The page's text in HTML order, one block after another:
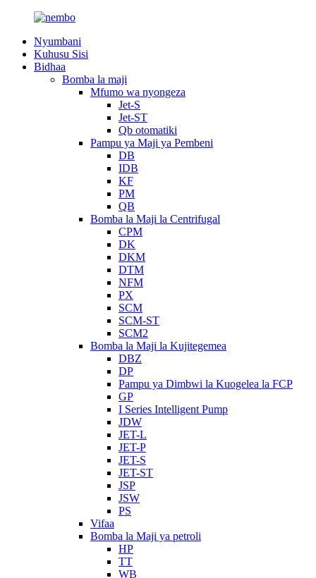
Nyumbani
Kuhusu Sisi
Bidhaa
Bomba la maji
Mfumo wa nyongeza
Jet-S
Jet-ST
Qb otomatiki
Pampu ya Maji ya Pembeni
DB
IDB
KF
PM
QB
Bomba la Maji la Centrifugal
CPM
DK
DKM
DTM
NFM
PX
SCM
SCM-ST
SCM2
Bomba la Maji la Kujitegemea
DBZ
DP
Pampu ya Dimbwi la Kuogelea la FCP
GP
I Series Intelligent Pump
JDW
JET-L
JET-P
JET-S
JET-ST
JSP
JSW
PS
Vifaa
Bomba la Maji ya petroli
HP
TT
WB